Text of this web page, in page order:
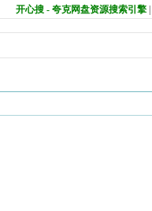
开心搜 - 夸克网盘资源搜索引擎